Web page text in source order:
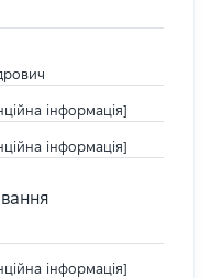
інформація]
інформація]
інформація]